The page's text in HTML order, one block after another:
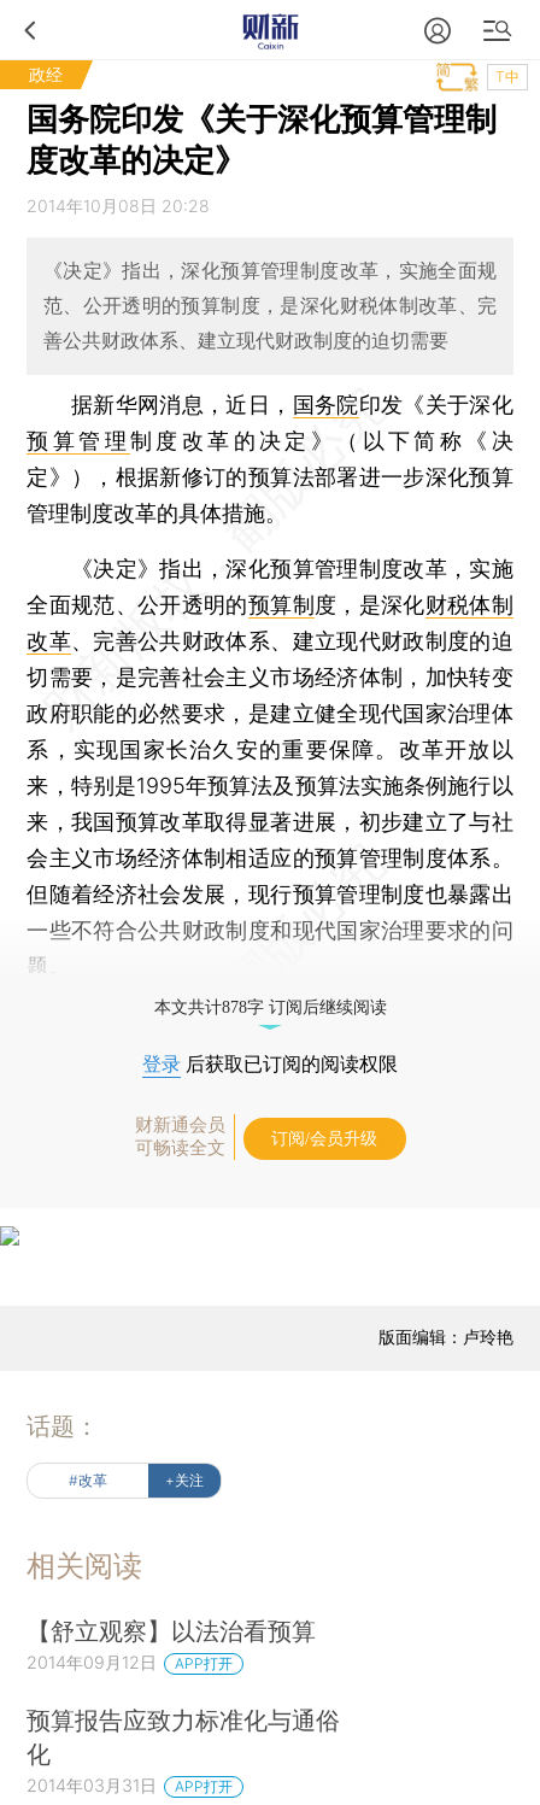
政经 T中
国务院印发《关于深化预算管理制
度改革的决定》
2014年10月08日 20:28
《决定》指出，深化预算管理制度改革，实施全面规
范、公开透明的预算制度，是深化财税体制改革、完
善公共财政体系、建立现代财政制度的迫切需要
据新华网消息，近日， 国务院印发《关于深化
预算管理制度改革的决定》（以下简称《决
定》），根据新修订的预算法部署进一步深化预算
管理制度改革的具体措施。
《决定》指出，深化预算管理制度改革，实施
全面规范、公开透明的预算制 度，是深化财税体制
改革、完善公共财政体系、建立现代财政制度的迫
切需要，是完善社会主义市场经济体制，加快转变
政府职能的必然要求，是建立健全现代国家治理体
系，实现国家长治久安的重要保障。改革开放以
来，特别是1995年预算法及预算法实施条例施行以
来，我国预算改革取得显著进展，初步建立了与社
会主义市场经济体制相适应的预算管理制度体系。
但随着经济社会发展，现行预算管理制度也暴露出
一些不符合公共财政制度和现代国家治理要求的问
题。
本文共计878字 订阅后继续阅读
登录 后获取已订阅的阅读权限
财新通会员
可畅读全文
订阅/会员升级
版面编辑：卢玲艳
话题：
#改革 +关注
相关阅读
【舒立观察】以法治看预算
2014年09月12日 APP打开
预算报告应致力标准化与通俗
化
2014年03月31日 APP打开